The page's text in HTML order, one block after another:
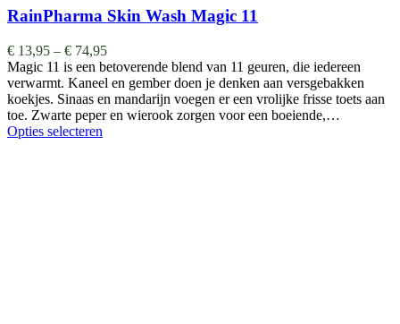
RainPharma Skin Wash Magic 11
€ 13,95 – € 74,95
Magic 11 is een betoverende blend van 11 geuren, die iedereen
verwarmt. Kaneel en gember doen je denken aan versgebakken
koekjes. Sinaas en mandarijn voegen er een vrolijke frisse toets aan
toe. Zwarte peper en wierook zorgen voor een boeiende,…
Opties selecteren